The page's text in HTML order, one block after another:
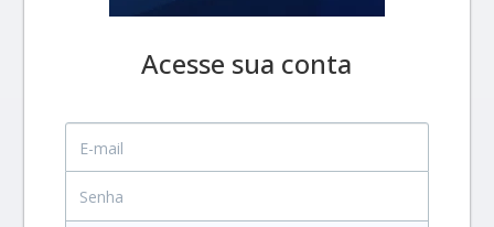
Acesse sua conta
E-mail